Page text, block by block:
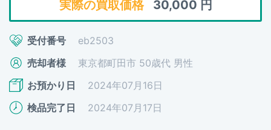
実際の買取価格 30,000 円
受付番号
eb2503
売却者様
東京都町田市 50歳代 男性
お預かり日
2024年07月16日
検品完了日
2024年07月17日